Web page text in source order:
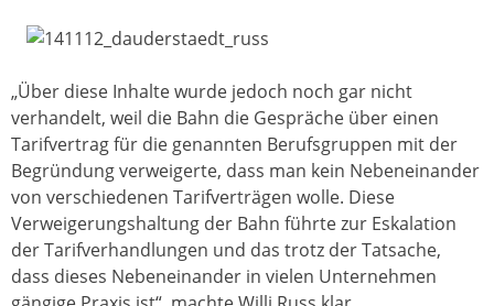
„Über diese Inhalte wurde jedoch noch gar nicht
verhandelt, weil die Bahn die Gespräche über einen
Tarifvertrag für die genannten Berufsgruppen mit der
Begründung verweigerte, dass man kein Nebeneinander
von verschiedenen Tarifverträgen wolle. Diese
Verweigerungshaltung der Bahn führte zur Eskalation
der Tarifverhandlungen und das trotz der Tatsache,
dass dieses Nebeneinander in vielen Unternehmen